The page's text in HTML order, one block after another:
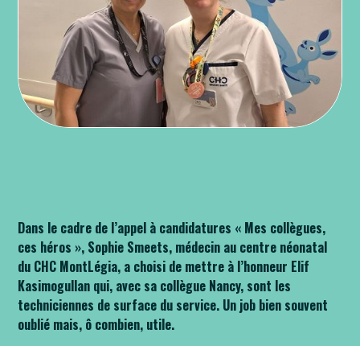
Dans le cadre de l’appel à candidatures « Mes collègues,
ces héros », Sophie Smeets, médecin au centre néonatal
du CHC MontLégia, a choisi de mettre à l’honneur Elif
Kasimogullan qui, avec sa collègue Nancy, sont les
techniciennes de surface du service. Un job bien souvent
oublié mais, ô combien, utile.